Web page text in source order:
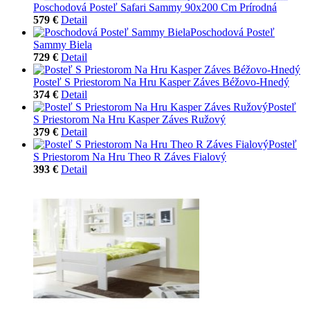
Poschodová Posteľ Safari Sammy 90x200 Cm Prírodná
579 € Detail
Poschodová Posteľ
Sammy Biela
729 € Detail
Posteľ S Priestorom Na Hru Kasper Záves Béžovo-Hnedý
374 € Detail
Posteľ
S Priestorom Na Hru Kasper Záves Ružový
379 € Detail
Posteľ
S Priestorom Na Hru Theo R Záves Fialový
393 € Detail